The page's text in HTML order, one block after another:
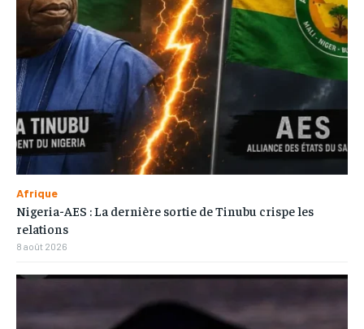
Afrique
Nigeria-AES : La dernière sortie de Tinubu crispe les
relations
8 août 2026